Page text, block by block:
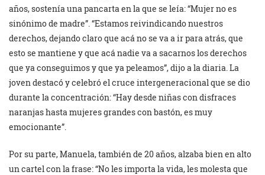
años, sostenía una pancarta en la que se leía: “Mujer no es
sinónimo de madre”. “Estamos reivindicando nuestros
derechos, dejando claro que acá no se va a ir para atrás, que
esto se mantiene y que acá nadie va a sacarnos los derechos
que ya conseguimos y que ya peleamos”, dijo a la diaria. La
joven destacó y celebró el cruce intergeneracional que se dio
durante la concentración: “Hay desde niñas con disfraces
naranjas hasta mujeres grandes con bastón, es muy
emocionante”.
Por su parte, Manuela, también de 20 años, alzaba bien en alto
un cartel con la frase: “No les importa la vida, les molesta que